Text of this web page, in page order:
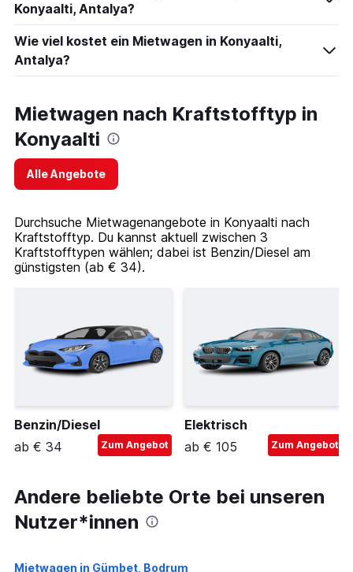
Konyaalti, Antalya?
Wie viel kostet ein Mietwagen in Konyaalti,
Antalya?
Mietwagen nach Kraftstofftyp in
Konyaalti
Alle Angebote
Durchsuche Mietwagenangebote in Konyaalti nach
Kraftstofftyp. Du kannst aktuell zwischen 3
Kraftstofftypen wählen; dabei ist Benzin/Diesel am
günstigsten (ab € 34).
Benzin/Diesel
ab € 34
Zum Angebot
Elektrisch
ab € 105
Zum Angebot
Andere beliebte Orte bei unseren
Nutzer*innen
Mietwagen in Gümbet, Bodrum